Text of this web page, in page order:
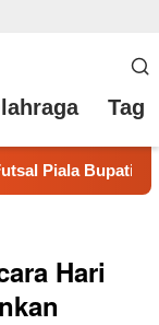
Tag
Resmob Polres
Hari